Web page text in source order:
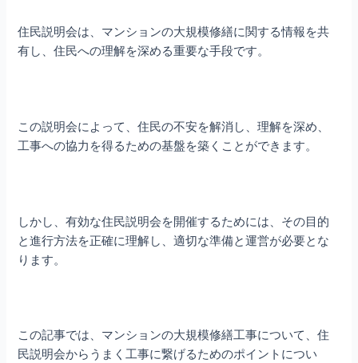
住民説明会は、マンションの大規模修繕に関する情報を共
有し、住民への理解を深める重要な手段です。
この説明会によって、住民の不安を解消し、理解を深め、
工事への協力を得るための基盤を築くことができます。
しかし、有効な住民説明会を開催するためには、その目的
と進行方法を正確に理解し、適切な準備と運営が必要とな
ります。
この記事では、マンションの大規模修繕工事について、住
民説明会からうまく工事に繋げるためのポイントについ